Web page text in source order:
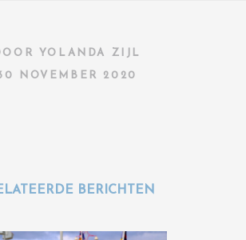
YOLANDA ZIJL
NOVEMBER 2020
BERICHTEN